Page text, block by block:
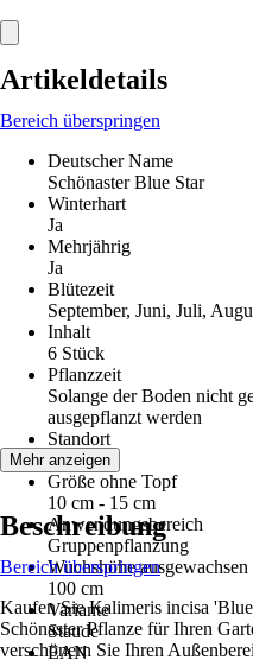
Artikeldetails
Bereich überspringen
Deutscher Name
Schönaster Blue Star
Winterhart
Ja
Mehrjährig
Ja
Blütezeit
September, Juni, Juli,
Inhalt
6 Stück
Pflanzzeit
Solange der Boden nicht
ausgepflanzt werden
Standort
Sonne
Größe ohne Topf
10 cm - 15 cm
Anwendungsbereich
Gruppenpflanzung
Wuchshöhe ausgewachsen
100 cm
Variante
Staude
EAN
Mehr anzeigen
Beschreibung
Bereich überspringen
Kaufen Sie Kalimeris incisa
Schönaster Pflanze für Ihren
verschönern Sie Ihren